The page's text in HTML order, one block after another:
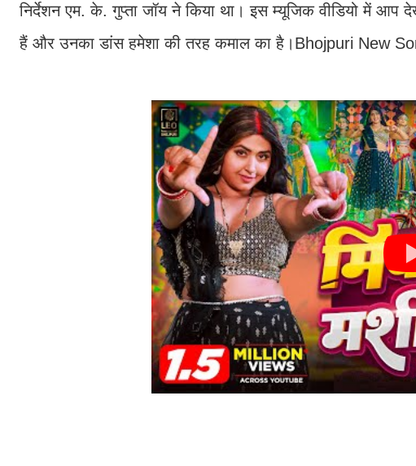
निर्देशन एम. के. गुप्ता जॉय ने किया था। इस म्यूजिक वीडियो में
हैं और उनका डांस हमेशा की तरह कमाल का है।Bhojpuri New